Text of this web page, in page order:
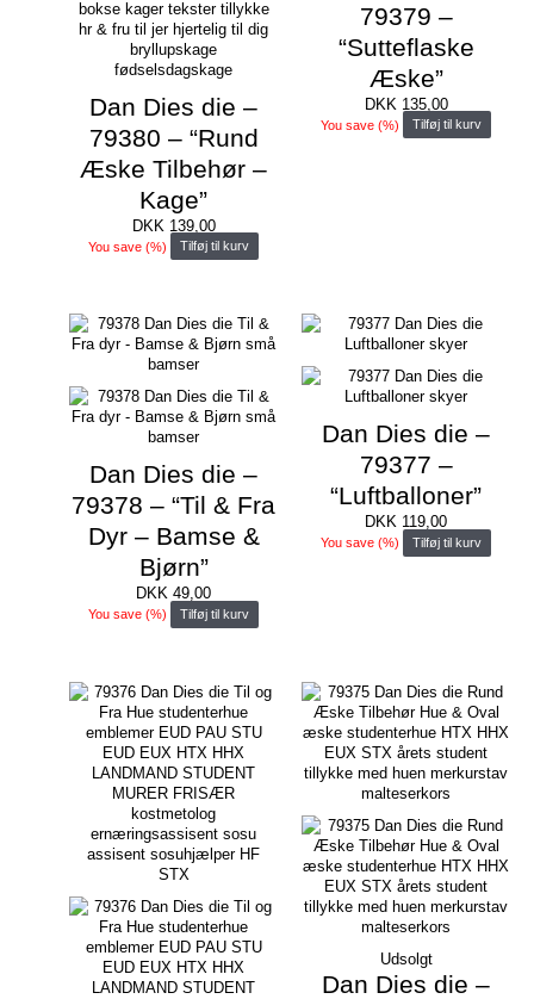
Dan Dies die –
79380 – “Rund
Æske Tilbehør –
Kage”
DKK 139,00
You save(%) Tilføj til kurv
79379 –
“Sutteflaske
Æske”
DKK 135,00
You save (%) Tilføj til kurv
Dan Dies die –
79378 – “Til & Fra
Dyr – Bamse &
Bjørn”
DKK 49,00
You save(%) Tilføj til kurv
Dan Dies die –
79377 –
“Luftballoner”
DKK 119,00
You save (%) Tilføj til kurv
Udsolgt
Dan Dies die –